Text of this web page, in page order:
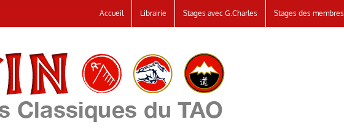
Accueil Librairie Stages avec G.Charles Stages des membres